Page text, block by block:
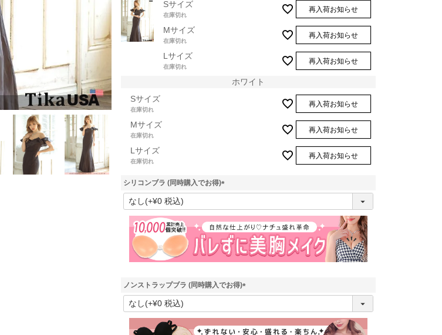
ホワイト
Sサイズ
在庫切れ
再入荷お知らせ
Mサイズ
在庫切れ
再入荷お知らせ
Lサイズ
在庫切れ
再入荷お知らせ
ホワイト
Sサイズ
在庫切れ
再入荷お知らせ
Mサイズ
在庫切れ
再入荷お知らせ
Lサイズ
在庫切れ
再入荷お知らせ
シリコンブラ (同時購入でお得)
(
須
)
ノンストラップブラ (同時購入でお得)
(
須
)